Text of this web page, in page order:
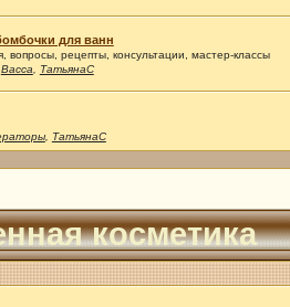
для ванн
рецепты, консультации, мастер-классы
Васса ТатьянаС
, ТатьянаС
косметика